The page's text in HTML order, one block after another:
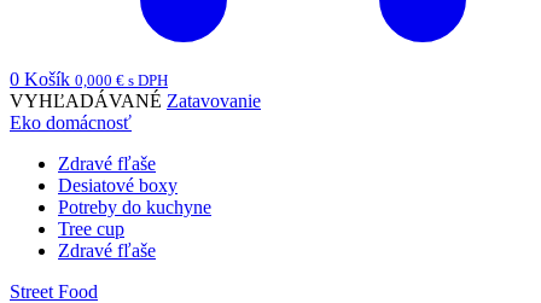
0 Košík 0,000 € s DPH
VYHĽADÁVANÉ Zatavovanie
Eko domácnosť
Zdravé fľaše
Desiatové boxy
Potreby do kuchyne
Tree cup
Zdravé fľaše
Street Food